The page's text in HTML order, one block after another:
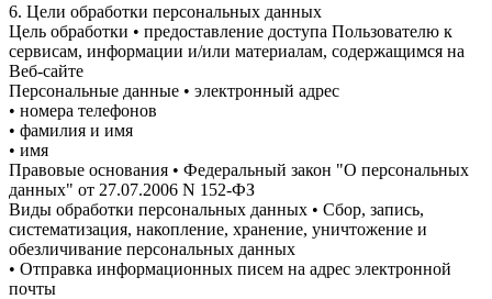
6. Цели обработки персональных данных
Цель обработки • предоставление доступа Пользователю к
сервисам, информации и/или материалам, содержащимся на
Веб-сайте
Персональные данные • электронный адрес
• номера телефонов
• фамилия и имя
• имя
Правовые основания • Федеральный закон "О персональных
данных" от 27.07.2006 N 152-ФЗ
Виды обработки персональных данных • Сбор, запись,
систематизация, накопление, хранение, уничтожение и
обезличивание персональных данных
• Отправка информационных писем на адрес электронной
почты